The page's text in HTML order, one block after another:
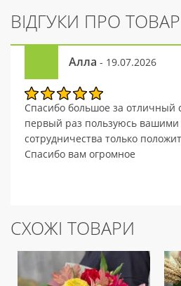
ВІДГУКИ ПРО ТОВАР
Алла - 19.07.2026
Спасибо большое за отличный
первый раз пользуюсь вашими
сотрудничества только
Спасибо вам огромное
СХОЖІ ТОВАРИ